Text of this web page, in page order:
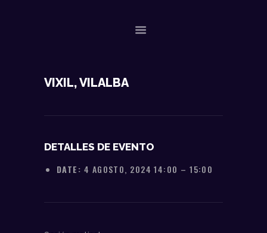
NOSOTROS
ACTUACIONES
VIXIL, VILALBA
DETALLES DE EVENTO
DATE: 4 AGOSTO, 2024 14:00 –15:00